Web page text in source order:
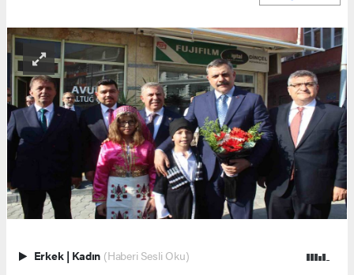
Erkek | Kadın (Haberi Sesli Oku)